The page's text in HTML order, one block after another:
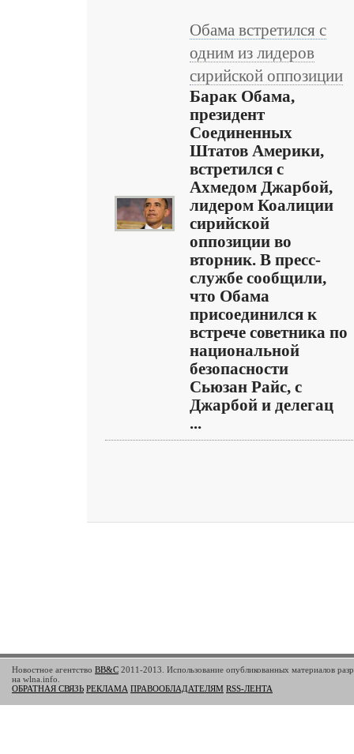
Обама встретился с
одним из лидеров
сирийской оппозиции
Барак Обама,
президент
Соединенных
Штатов Америки,
встретился с
Ахмедом Джарбой,
лидером Коалиции
сирийской
оппозиции во
вторник. В пресс-
службе сообщили,
что Обама
присоединился к
встрече советника по
национальной
безопасности
Сьюзан Райс, с
Джарбой и делегац
...
Новостное агентство BB&C 2011-2013. Использование опубликованных материалов
на wlna.info.
ОБРАТНАЯ СВЯЗЬ РЕКЛАМА ПРАВООБЛАДАТЕЛЯМ RSS-ЛЕНТА